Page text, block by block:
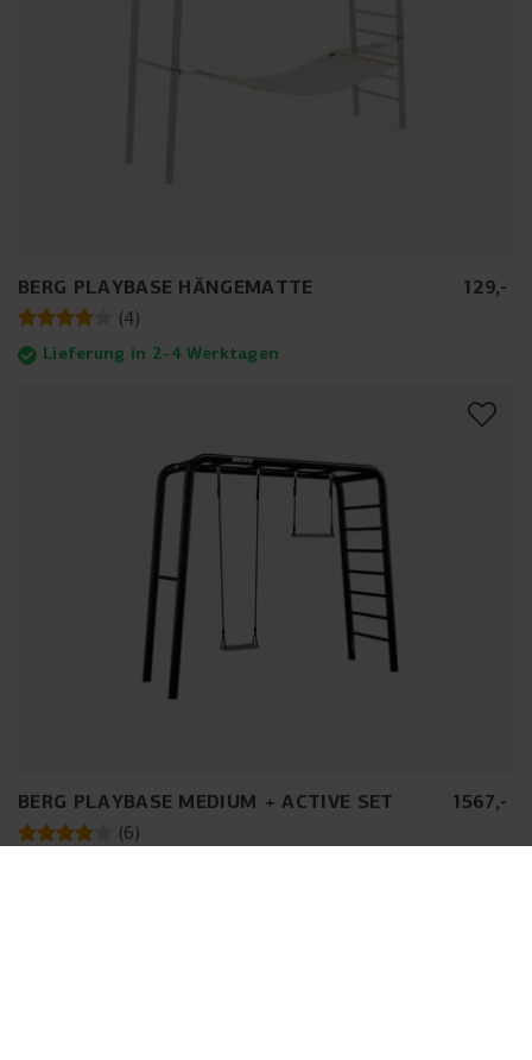
BERG PLAYBASE HÄNGEMATTE 129,-
(4)
Lieferung in 2–4 Werktagen
BERG PLAYBASE MEDIUM + ACTIVE SET 1567,-
(6)